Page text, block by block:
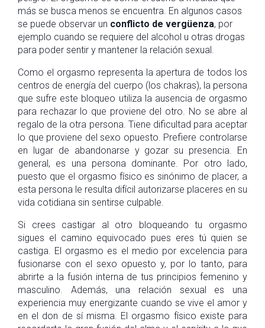
más se busca menos se encuentra. En algunos casos
se puede observar un conflicto de vergüenza, por
ejemplo cuando se requiere del alcohol u otras drogas
para poder sentir y mantener la relación sexual.
Como el orgasmo representa la apertura de todos los
centros de energía del cuerpo (los chakras), la persona
que sufre este bloqueo utiliza la ausencia de orgasmo
para rechazar lo que proviene del otro. No se abre al
regalo de la otra persona. Tiene dificultad para aceptar
lo que proviene del sexo opuesto. Prefiere controlarse
en lugar de abandonarse y gozar su presencia. En
general, es una persona dominante. Por otro lado,
puesto que el orgasmo físico es sinónimo de placer, a
esta persona le resulta difícil autorizarse placeres en su
vida cotidiana sin sentirse culpable.
Si crees castigar al otro bloqueando tu orgasmo
sigues el camino equivocado pues eres tú quien se
castiga. El orgasmo es el medio por excelencia para
fusionarse con el sexo opuesto y, por lo tanto, para
abrirte a la fusión interna de tus principios femenino y
masculino. Además, una relación sexual es una
experiencia muy energizante cuando se vive el amor y
en el don de sí misma. El orgasmo físico existe para